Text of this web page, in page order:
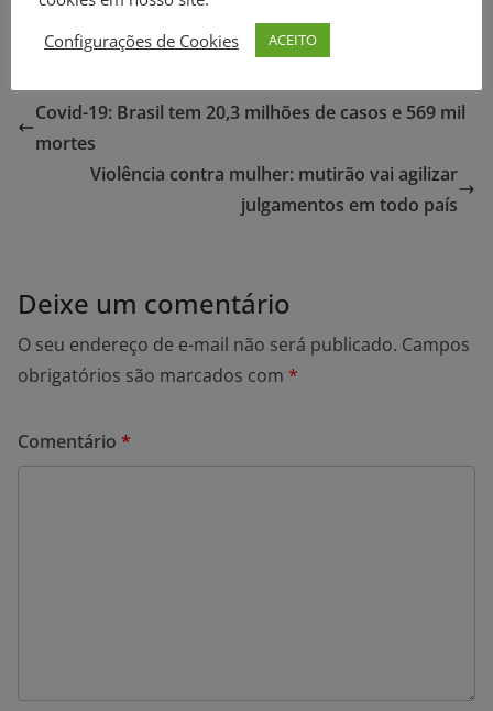
Covid-19: Brasil tem 20,3 milhões de casos e 569 mil
mortes
Violência contra mulher: mutirão vai agilizar
julgamentos em todo país
Deixe um comentário
O seu endereço de e-mail não será publicado. Campos
obrigatórios são marcados com *
Comentário *
Configurações de Cookies
ACEITO